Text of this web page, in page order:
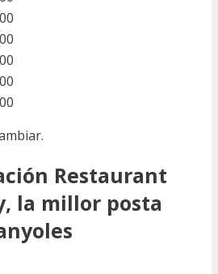
Restaurant
la millor posta